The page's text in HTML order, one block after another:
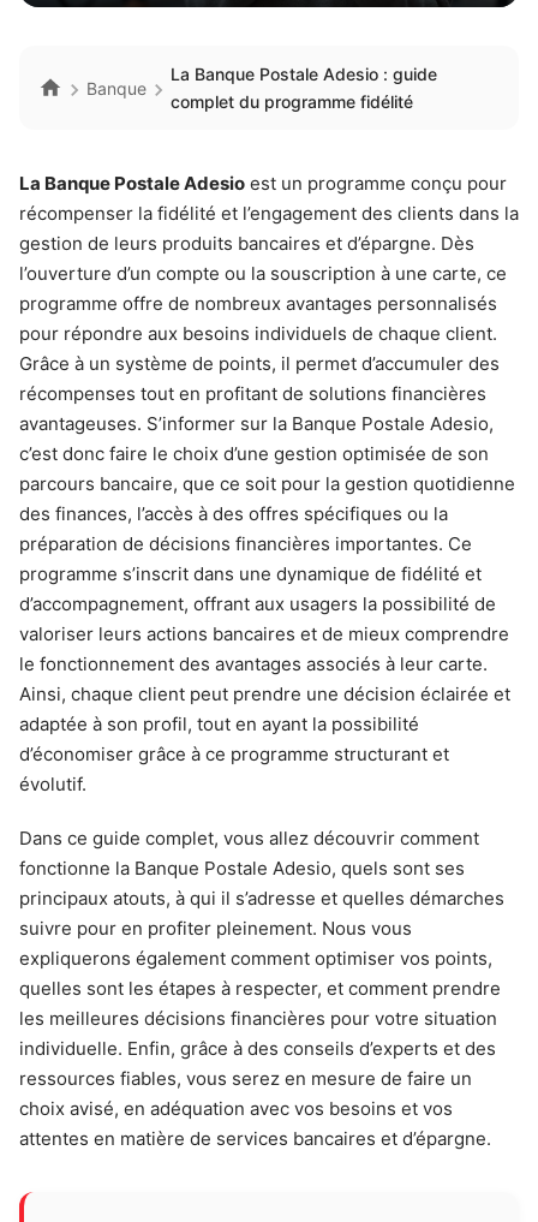
Banque
La Banque Postale Adesio : guide
complet du programme fidélité
La Banque Postale Adesio est un programme conçu pour
récompenser la fidélité et l’engagement des clients dans la
gestion de leurs produits bancaires et d’épargne. Dès
l’ouverture d’un compte ou la souscription à une carte, ce
programme offre de nombreux avantages personnalisés
pour répondre aux besoins individuels de chaque client.
Grâce à un système de points, il permet d’accumuler des
récompenses tout en profitant de solutions financières
avantageuses. S’informer sur la Banque Postale Adesio,
c’est donc faire le choix d’une gestion optimisée de son
parcours bancaire, que ce soit pour la gestion quotidienne
des finances, l’accès à des offres spécifiques ou la
préparation de décisions financières importantes. Ce
programme s’inscrit dans une dynamique de fidélité et
d’accompagnement, offrant aux usagers la possibilité de
valoriser leurs actions bancaires et de mieux comprendre
le fonctionnement des avantages associés à leur carte.
Ainsi, chaque client peut prendre une décision éclairée et
adaptée à son profil, tout en ayant la possibilité
d’économiser grâce à ce programme structurant et
évolutif.
Dans ce guide complet, vous allez découvrir comment
fonctionne la Banque Postale Adesio, quels sont ses
principaux atouts, à qui il s’adresse et quelles démarches
suivre pour en profiter pleinement. Nous vous
expliquerons également comment optimiser vos points,
quelles sont les étapes à respecter, et comment prendre
les meilleures décisions financières pour votre situation
individuelle. Enfin, grâce à des conseils d’experts et des
ressources fiables, vous serez en mesure de faire un
choix avisé, en adéquation avec vos besoins et vos
attentes en matière de services bancaires et d’épargne.